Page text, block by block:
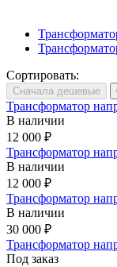
Сортировать:
Трансформатор
В наличии
12 000 ₽
Трансформатор
В наличии
12 000 ₽
Трансформатор
В наличии
30 000 ₽
Трансформатор
Под заказ